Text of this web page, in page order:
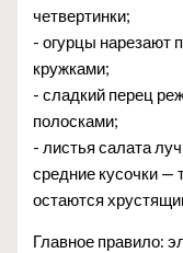
четвертинки;
- огурцы нарезают
кружками;
- сладкий перец
полосками;
- листья салата
средние кусочки —
остаются
Главное правило: